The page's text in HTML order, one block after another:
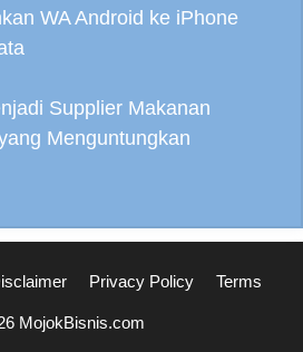
WA Android ke iPhone
Supplier Makanan
Menguntungkan
Privacy Policy Terms
MojokBisnis.com